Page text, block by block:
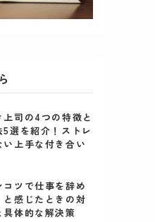
上司の4つの特徴と
5選を紹介！ストレ
い上手な付き合い
コツで仕事を辞め
と感じたときの対
具体的な解決策